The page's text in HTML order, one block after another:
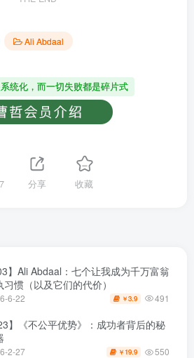
Ali Abdaal
统化，而一切失败都是碎片式
分享 收藏
】Ali Abdaal：七个让我成为千万富翁
习惯（以及它们的代价）
6-22 ￥3.9 491
】《不公平优势》：成功者背后的秘
2-27 ￥ 19.9 550